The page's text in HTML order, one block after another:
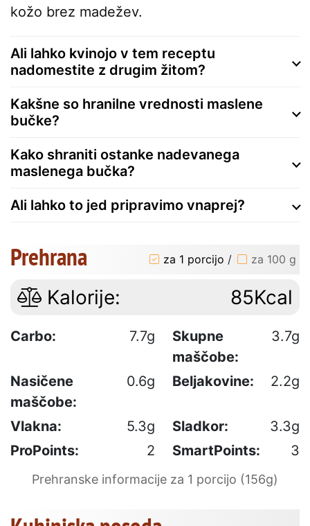
kožo brez madežev.
Ali lahko kvinojo v tem receptu
nadomestite z drugim žitom?
Kakšne so hranilne vrednosti maslene
bučke?
Kako shraniti ostanke nadevanega
maslenega bučka?
Ali lahko to jed pripravimo vnaprej?
Prehrana za 1 porcijo / za 100 g
Kalorije: 85Kcal
Carbo: 7.7g
Skupne
maščobe:
3.7g
Nasičene
maščobe:
0.6g Beljakovine: 2.2g
Vlakna: 5.3g Sladkor:
3.3g
ProPoints:
2 SmartPoints: 3
Prehranske informacije za 1 porcijo (156g)